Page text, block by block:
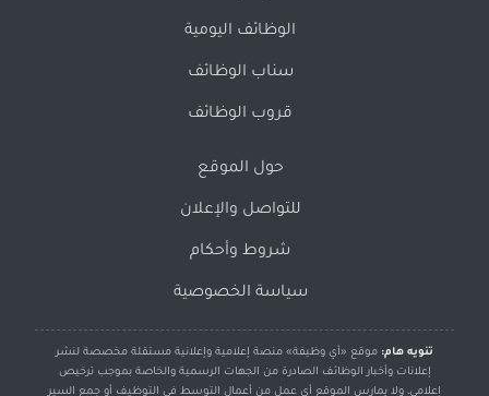
الوظائف اليومية
سناب الوظائف
قروب الوظائف
حول الموقع
للتواصل والإعلان
شروط وأحكام
سياسة الخصوصية
تنويه هام: موقع «أي وظيفة» منصة إعلامية وإعلانية مستقلة مخصصة لنشر
إعلانات وأخبار الوظائف الصادرة من الجهات الرسمية والخاصة بموجب ترخيص
إعلامي، ولا يمارس الموقع أي عمل من أعمال التوسط في التوظيف أو جمع السير